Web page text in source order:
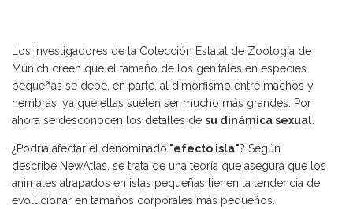
Los investigadores de la Colección Estatal de Zoología de
Múnich creen que el tamaño de los genitales en especies
pequeñas se debe, en parte, al dimorfismo entre machos y
hembras, ya que ellas suelen ser mucho más grandes. Por
ahora se desconocen los detalles de su dinámica sexual.
¿Podría afectar el denominado "efecto isla"? Según
describe NewAtlas, se trata de una teoría que asegura que los
animales atrapados en islas pequeñas tienen la tendencia de
evolucionar en tamaños corporales más pequeños.